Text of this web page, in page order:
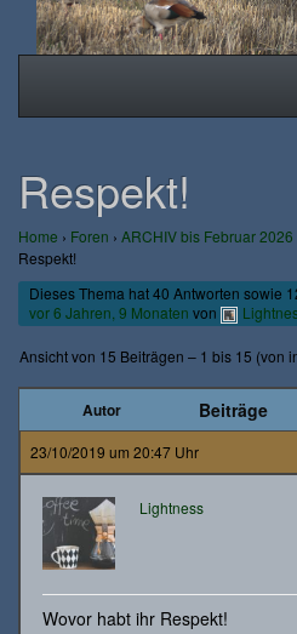
Respekt!
Home › Foren › ARCHIV bis Februar 2026
Respekt!
Dieses Thema hat 40 Antworten sowie
vor 6 Jahren, 9 Monaten von
Ansicht von 15 Beiträgen – 1 bis 15 (von
Autor Beiträge
23/10/2019 um 20:47 Uhr
Lightness
Wovor habt ihr Respekt!